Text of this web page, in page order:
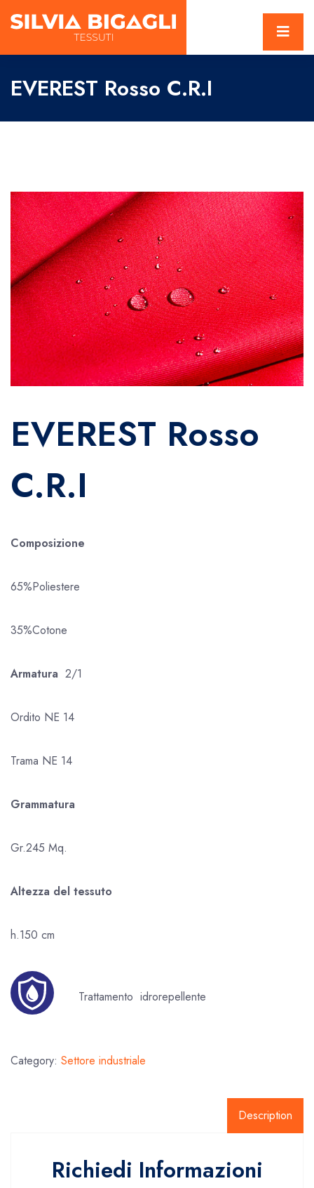
EVEREST Rosso C.R.I
EVEREST Rosso
C.R.I
Composizione
65%Poliestere
35%Cotone
Armatura 2/1
Ordito NE 14
Trama NE 14
Grammatura
Gr.245 Mq.
Altezza del tessuto
h.150 cm
Trattamento idrorepellente
Category: Settore industriale
Description
Richiedi Informazioni